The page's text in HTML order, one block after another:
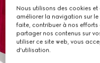
Nous utilisons des cookies
améliorer la navigation sur
faite, contribuer à nos
partager nos contenus sur
utiliser ce site web, vous
d'utilisation.